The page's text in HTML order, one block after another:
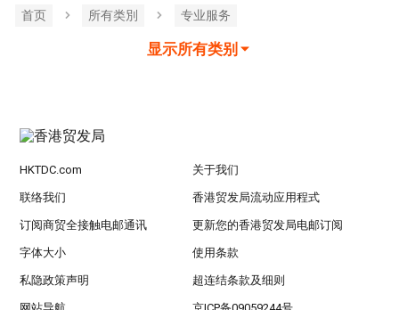
首页 所有类別 专业服务
显示所有类别
HKTDC.com 关于我们
联络我们 香港贸发局流动应用程式
订阅商贸全接触电邮通讯 更新您的香港贸发局电邮订阅
字体大小 使用条款
私隐政策声明 超连结条款及细则